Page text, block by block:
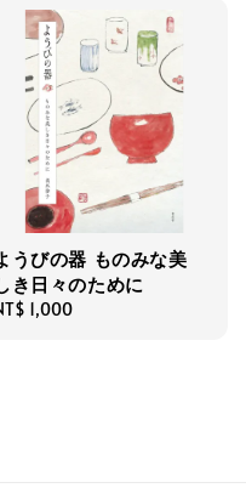
うびの器 ものみな美
き日々のために
1,000